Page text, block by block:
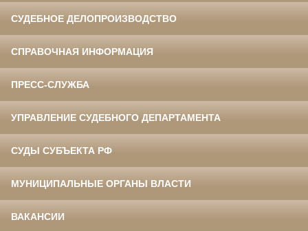
СУДЕБНОЕ ДЕЛОПРОИЗВОДСТВО
СПРАВОЧНАЯ ИНФОРМАЦИЯ
ПРЕСС-СЛУЖБА
УПРАВЛЕНИЕ СУДЕБНОГО ДЕПАРТАМЕНТА
СУДЫ СУБЪЕКТА РФ
МУНИЦИПАЛЬНЫЕ ОРГАНЫ ВЛАСТИ
ВАКАНСИИ